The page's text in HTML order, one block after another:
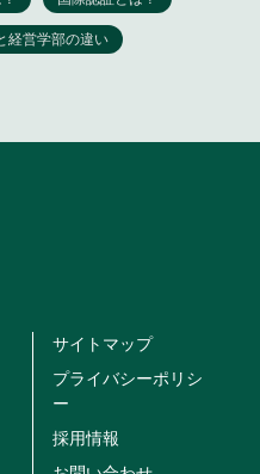
サイトマップ
プライバシーポリシ
ー
採用情報